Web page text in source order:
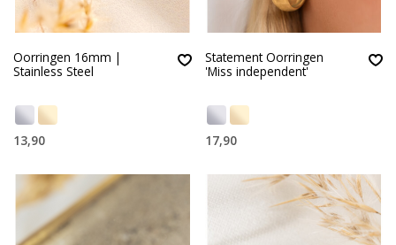
Oorringen 16mm |
Stainless Steel
13,90
Statement Oorringen
'Miss independent'
17,90